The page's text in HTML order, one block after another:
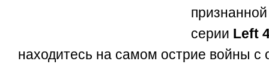
серии Left
находитесь на самом острие войны